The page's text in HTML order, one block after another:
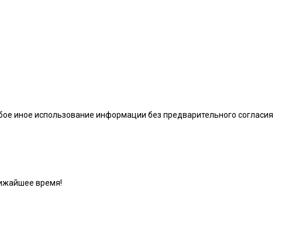
иное использование информации без предварительного согласия
время!